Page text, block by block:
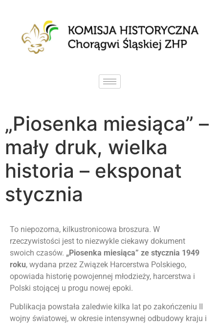
„Piosenka miesiąca” –
mały druk, wielka
historia – eksponat
stycznia
To niepozorna, kilkustronicowa broszura. W
rzeczywistości jest to niezwykle ciekawy dokument
swoich czasów. „Piosenka miesiąca” ze stycznia 1949
roku, wydana przez Związek Harcerstwa Polskiego,
opowiada historię powojennej młodzieży, harcerstwa i
Polski stojącej u progu nowej epoki.
Publikacja powstała zaledwie kilka lat po zakończeniu II
wojny światowej, w okresie intensywnej odbudowy kraju i